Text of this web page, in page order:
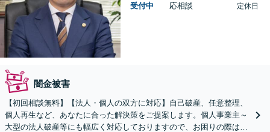
受付中
応相談
定休日
闇金被害
【初回相談無料】【法人・個人の双方に対応】自己破産、任意整理、
個人再生など、あなたに合った解決策をご提案します。個人事業主～
大型の法人破産等にも幅広く対応しておりますので、お困りの際はご